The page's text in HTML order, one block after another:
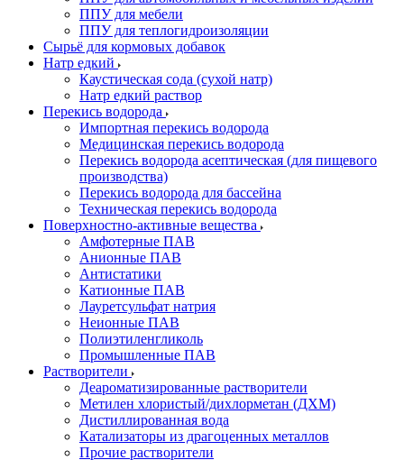
ППУ для мебели
ППУ для теплогидроизоляции
Сырьё для кормовых добавок
Натр едкий
Каустическая сода (сухой натр)
Натр едкий раствор
Перекись водорода
Импортная перекись водорода
Медицинская перекись водорода
Перекись водорода асептическая (для пищевого
производства)
Перекись водорода для бассейна
Техническая перекись водорода
Поверхностно-активные вещества
Амфотерные ПАВ
Анионные ПАВ
Антистатики
Катионные ПАВ
Лауретсульфат натрия
Неионные ПАВ
Полиэтиленгликоль
Промышленные ПАВ
Растворители
Деароматизированные растворители
Метилен хлористый/дихлорметан (ДХМ)
Дистиллированная вода
Катализаторы из драгоценных металлов
Прочие растворители